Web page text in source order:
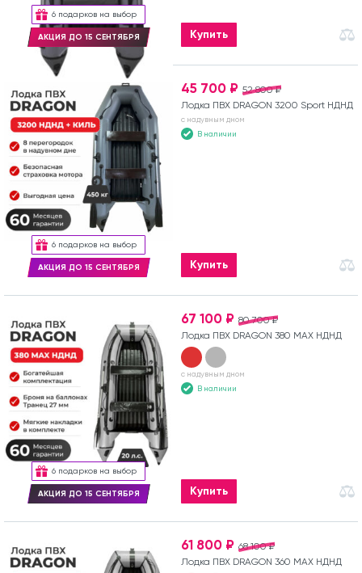
6 подарков на выбор
АКЦИЯ ДО 15 СЕНТЯБРЯ Купить
6 подарков на выбор
АКЦИЯ ДО 15 СЕНТЯБРЯ
52 800 ₽
45 700 ₽
Лодка ПВХ DRAGON 3200 Sport НДНД
с надувным дном
В наличии
Купить
6 подарков на выбор
АКЦИЯ ДО 15 СЕНТЯБРЯ
80 700 ₽
67 100 ₽
Лодка ПВХ DRAGON 380 MAX НДНД
с надувным дном
В наличии
Купить
68 100 ₽
61 800 ₽
Лодка ПВХ DRAGON 360 MAX НДНД